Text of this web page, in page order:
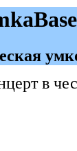
в